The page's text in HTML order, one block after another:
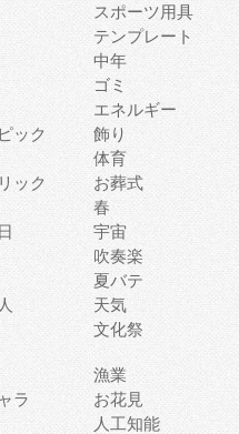
スポーツ用具
テンプレート
中年
ゴミ
エネルギー
ック
飾り
体育
ック
お葬式
春
宇宙
吹奏楽
夏バテ
天気
文化祭
漁業
ラ
お花見
人工知能